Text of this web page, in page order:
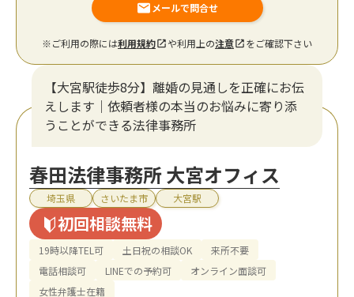
メールで問合せ
※ご利用の際には利用規約 や利用上の注意 をご確認下さい
【大宮駅徒歩8分】離婚の見通しを正確にお伝
えします｜依頼者様の本当のお悩みに寄り添
うことができる法律事務所
春田法律事務所 大宮オフィス
埼玉県 さいたま市 大宮駅
初回相談無料
19時以降TEL可 土日祝の相談OK
来所不要
電話相談可
LINEでの予約可
オンライン面談可
女性弁護士在籍